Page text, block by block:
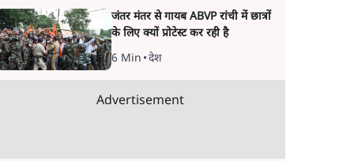
journalist Vinod Agnihotri ने इसे
Modi Government और RSS की
संभावित strategy से जोड़कर बड़ा
सवाल उठाया है।
जंतर मंतर से गायब ABVP रांची में छात्रों
के लिए क्यों प्रोटेस्ट कर रही है
6 Min •देश
Advertisement